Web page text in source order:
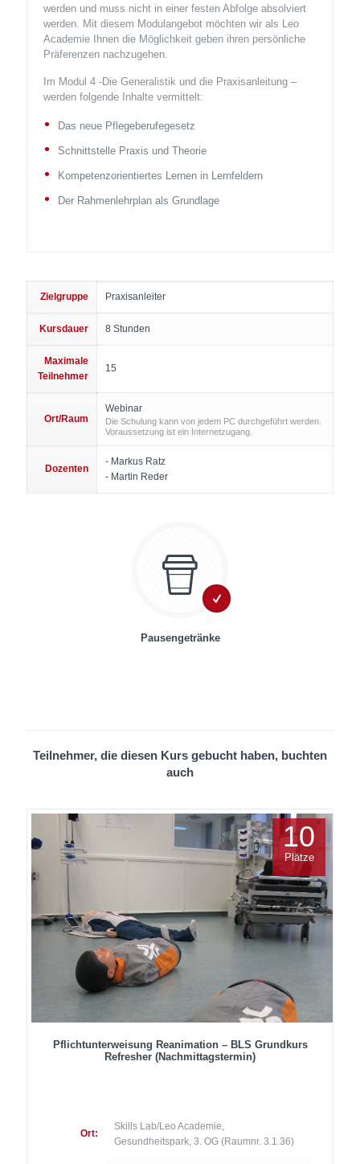
werden und muss nicht in einer festen Abfolge absolviert
werden. Mit diesem Modulangebot möchten wir als Leo
Academie Ihnen die Möglichkeit geben ihren persönliche
Präferenzen nachzugehen.
Im Modul 4 -Die Generalistik und die Praxisanleitung –
werden folgende Inhalte vermittelt:
Das neue Pflegeberufegesetz
Schnittstelle Praxis und Theorie
Kompetenzorientiertes Lernen in Lernfeldern
Der Rahmenlehrplan als Grundlage
Zielgruppe Praxisanleiter
Kursdauer 8 Stunden
Maximale
Teilnehmer
15
Ort/Raum
Webinar
Die Schulung kann von jedem PC durchgeführt werden.
Voraussetzung ist ein Internetzugang.
Dozenten
- Markus Ratz
- Martin Reder
Pausengetränke
Teilnehmer, die diesen Kurs gebucht haben, buchten
auch
Pflichtunterweisung Reanimation – BLS Grundkurs
Refresher (Nachmittagstermin)
Ort:
Skills Lab/Leo Academie,
Gesundheitspark, 3. OG (Raumnr. 3.1.36)
10
Plätze